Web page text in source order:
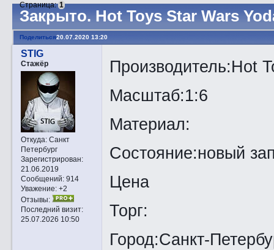
Закрытo. Hot Toys Star Wars
Страница:1
Поделиться20.07.2020 13:20
STIG
Стажёр
Откуда:Санкт
Петербург
Зарегистрирован:
21.06.2019
Сообщений:914
Уважение: +2
Отзывы:
Последний визит:
25.07.2026 10:50
Производитель:Hot
Масштаб:1:6
Материал:
Состояние:новый
Цена
Торг:
Город:Санкт-